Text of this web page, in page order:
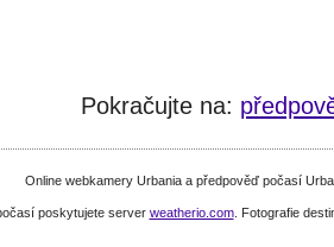
Pokračujte na:
Online webkamery Urbania a předpověď počasí
poskytujete server weatherio.com. Fotografie